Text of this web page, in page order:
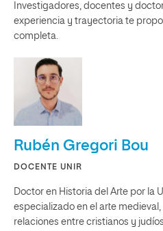
Investigadores, docentes y
experiencia y trayectoria te
completa.
Rubén Gregori Bou
DOCENTE UNIR
Doctor en Historia del Arte por la
especializado en el arte
relaciones entre cristianos y